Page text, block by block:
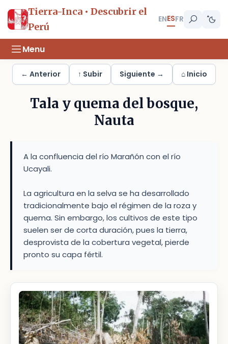
Tierra-Inca • Descubrir el
Perú
ENESFR
Menu
← Anterior ↑ Subir Siguiente → ⌂ Inicio
Tala y quema del bosque,
Nauta
A la confluencia del río Marañón con el río
Ucayali.
La agricultura en la selva se ha desarrollado
tradicionalmente bajo el régimen de la roza y
quema. Sin embargo, los cultivos de este tipo
suelen ser de corta duración, pues la tierra,
desprovista de la cobertura vegetal, pierde
pronto su capa fértil.